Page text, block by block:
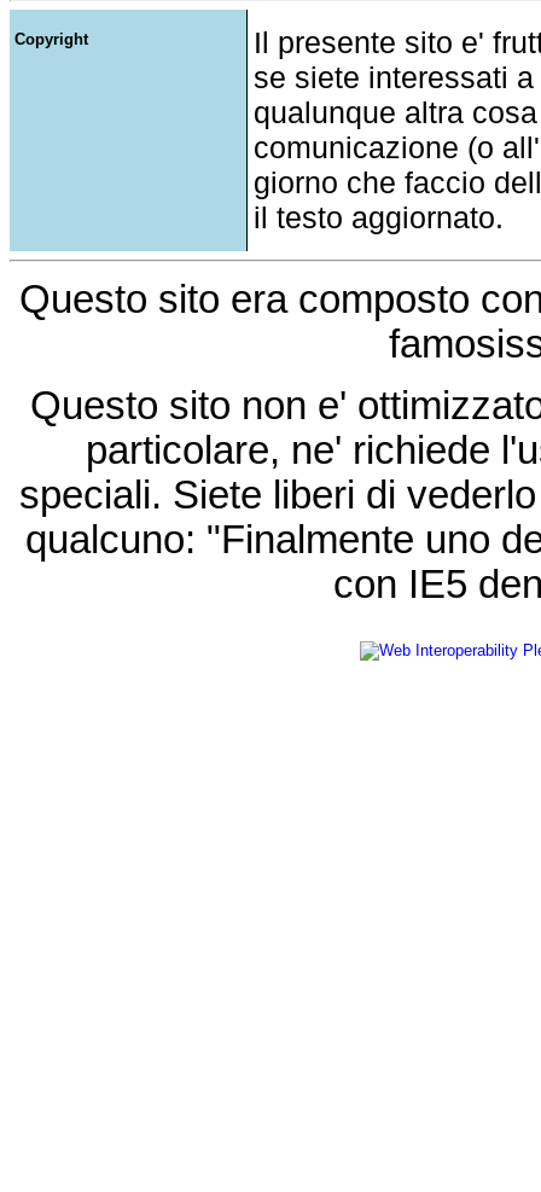
Copyright
Il presente sito e'
se siete interessati
qualunque altra
comunicazione (o
giorno che faccio
il testo aggiornato.
Questo sito era composto
Questo sito non e'
particolare, ne' richiede
speciali. Siete liberi di
qualcuno: "Finalmente uno
con IE5